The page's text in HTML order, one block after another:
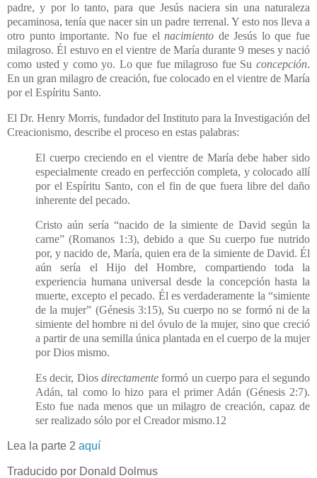
padre, y por lo tanto, para que Jesús naciera sin una naturaleza
pecaminosa, tenía que nacer sin un padre terrenal. Y esto nos lleva a
otro punto importante. No fue elnacimiento de Jesús lo que fue
milagroso. Él estuvo en el vientre de María durante 9 meses y nació
como usted y como yo. Lo que fue milagroso fue Su concepción.
En un gran milagro de creación, fue colocado en el vientre de María
por el Espíritu Santo.
El Dr. Henry Morris, fundador del Instituto para la Investigación del
Creacionismo, describe el proceso en estas palabras:
El cuerpo creciendo en el vientre de María debe haber sido
especialmente creado en perfección completa, y colocado allí
por el Espíritu Santo, con el fin de que fuera libre del daño
inherente del pecado.
Cristo aún sería “nacido de la simiente de David según la
carne” (Romanos 1:3), debido a que Su cuerpo fue nutrido
por, y nacido de, María, quien era de la simiente de David. Él
aún sería el Hijo del Hombre, compartiendo toda la
experiencia humana universal desde la concepción hasta la
muerte, excepto el pecado. Él es verdaderamente la “simiente
de la mujer” (Génesis 3:15), Su cuerpo no se formó ni de la
simiente del hombre ni del óvulo de la mujer, sino que creció
a partir de una semilla única plantada en el cuerpo de la mujer
por Dios mismo.
Es decir, Dios directamente formó un cuerpo para el segundo
Adán, tal como lo hizo para el primer Adán (Génesis 2:7).
Esto fue nada menos que un milagro de creación, capaz de
ser realizado sólo por el Creador mismo.12
Lea la parte 2 aquí
Traducido por Donald Dolmus